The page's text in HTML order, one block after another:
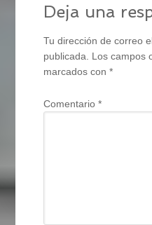
Deja una
Tu dirección de correo
publicada.
Los campos
marcados con*
Comentario*